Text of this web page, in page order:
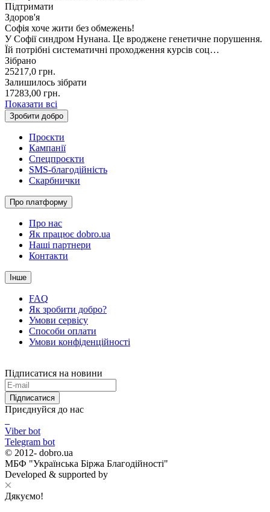
Підтримати
Здоров'я
Софія хоче жити без обмежень!
У Софії синдром Нунана. Це вроджене генетичне порушення.
Їй потрібні систематичні проходження курсів соц…
Зібрано
25217,0 грн.
Залишилось зібрати
17283,00 грн.
Показати всі
Зробити добро
Проєкти
Кампанії
Спецпроєкти
SMS-благодійність
Скарбнички
Про платформу
Про нас
Як працює dobro.ua
Наші партнери
Контакти
Інше
FAQ
Як зробити добро?
Умови сервісу
Способи оплати
Умови конфіденційності
Підписатися на новини
Підписатися
Приєднуйся до нас
Viber bot
Telegram bot
© 2012- dobro.ua
МБФ "Українська Біржа Благодійності"
Developed & supported by
Дякуємо!